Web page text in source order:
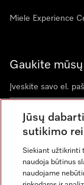
Miele Experience
Gaukite
Jūsų
sutikimo
Siekiant užtikrinti
naudoja būtinus
naudojame